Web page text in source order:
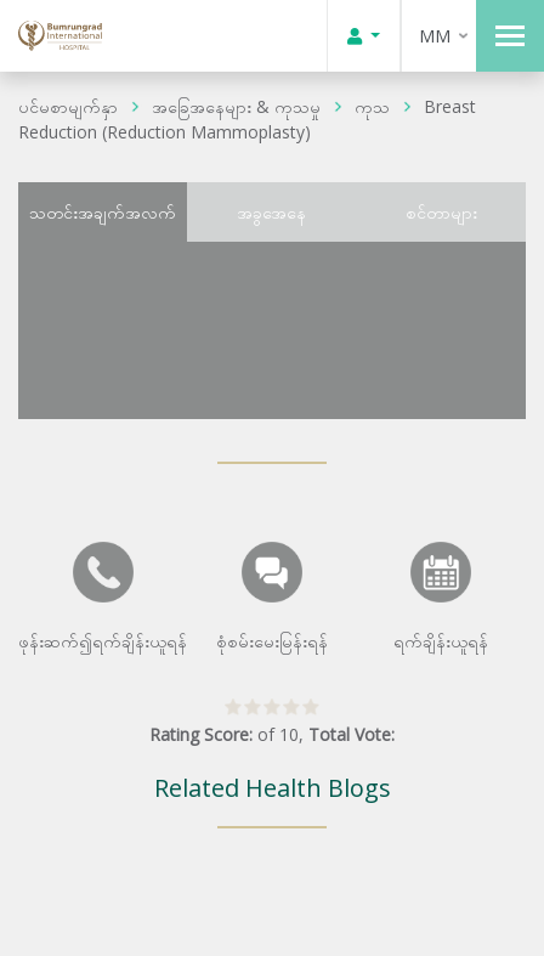
MM
ပင်မစာမျက်နှာ အခြေအနေများ & ကုသမှု ကုသ
Breast
Reduction (Reduction Mammoplasty)
သတင်းအချက်အလက် အခွအေနေ စင်တာများ
ဖုန်းဆက်၍ရက်ချိန်းယူရန် စုံစမ်းမေးမြန်းရန် ရက်ချိန်းယူရန်
Rating Score: of 10, Total Vote:
Related Health Blogs